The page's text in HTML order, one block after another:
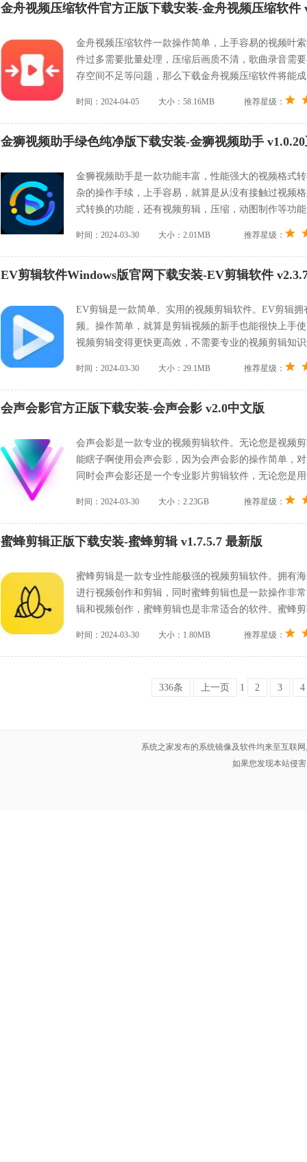
金舟视频压缩软件官方正版下载安装-金舟视频压缩软件
金舟视频压缩软件一款操作简单，上手容易的视频叶
件过多需要批量处理，压缩后画质不清，歌曲录音需
存空间不足等问题，那么下载金舟视频压缩软件将能
时间：2024-04-05 大小：58.16MB 推荐星级：
金狮视频助手绿色纯净版下载安装-金狮视频助手
金狮视频助手是一款功能丰富，性能强大的视频格式
杂的操作手续，上手容易，就算是从没有接触过视频
式转换的功能，还有视频剪辑，压缩，动图制作等功
时间：2024-03-30 大小：2.01MB 推荐星级：
EV剪辑软件Windows版官网下载安装-EV剪辑软件
EV剪辑是一款简单、实用的视频剪辑软件。EV剪辑
频。操作简单，就算是剪辑视频的新手也能很快上手
视频剪辑变得更快更高效，不需要专业的视频剪辑知
时间：2024-03-30 大小：29.1MB 推荐星级：
会声会影官方正版下载安装-会声会影 v2.0中文版
会声会影是一款专业的视频剪辑软件。无论您是视频
能瞎子啊使用会声会影，因为会声会影的操作简单，
同时会声会影还是一个专业影片剪辑软件，无论您是
时间：2024-03-30 大小：2.23GB 推荐星级：
蜜蜂剪辑正版下载安装-蜜蜂剪辑 v1.7.5.7 最新版
蜜蜂剪辑是一款专业性能极强的视频剪辑软件。拥有
进行视频创作和剪辑，同时蜜蜂剪辑也是一款操作非
辑和视频创作，蜜蜂剪辑也是非常适合的软件。蜜蜂
时间：2024-03-30 大小：1.80MB 推荐星级：
336条 上一页 1 2 3 4
系统之家发布的系统镜像及软件均来至互联
如果您发现本站侵